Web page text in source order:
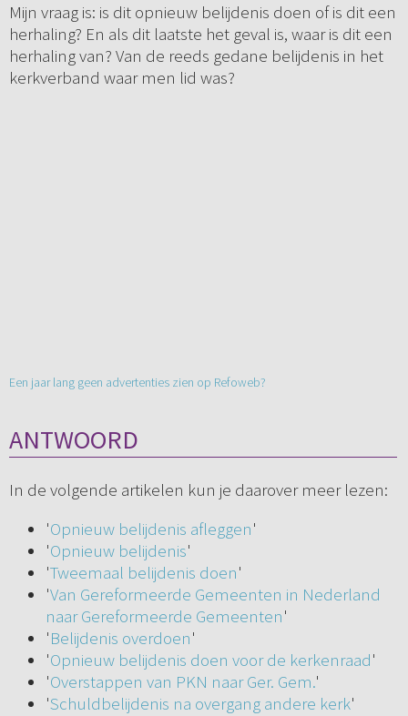
Mijn vraag is: is dit opnieuw belijdenis doen of is dit een
herhaling? En als dit laatste het geval is, waar is dit een
herhaling van? Van de reeds gedane belijdenis in het
kerkverband waar men lid was?
Een jaar lang geen advertenties zien op Refoweb?
ANTWOORD
In de volgende artikelen kun je daarover meer lezen:
'Opnieuw belijdenis afleggen'
'Opnieuw belijdenis'
'Tweemaal belijdenis doen'
'Van Gereformeerde Gemeenten in Nederland
naar Gereformeerde Gemeenten'
'Belijdenis overdoen'
'Opnieuw belijdenis doen voor de kerkenraad'
'Overstappen van PKN naar Ger. Gem.'
'Schuldbelijdenis na overgang andere kerk'